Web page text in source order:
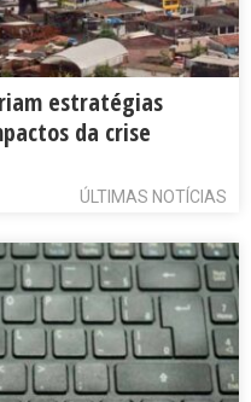
estratégias
da crise
ÚLTIMAS NOTÍCIAS